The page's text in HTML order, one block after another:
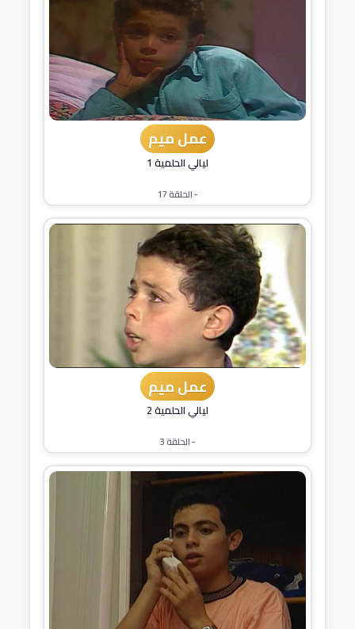
عمل ميم
ليالي الحلمية 1
- الحلقة 17
عمل ميم
ليالي الحلمية 2
- الحلقة 3